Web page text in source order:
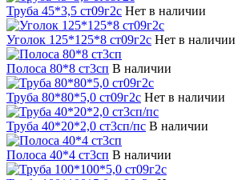
Труба 45*3,5 ст09г2с Нет в наличии
Уголок 125*125*8 ст09г2с Нет в наличии
Полоса 80*8 ст3сп В наличии
Труба 80*80*5,0 ст09г2с Нет в наличии
Труба 40*20*2,0 ст3сп/пс В наличии
Полоса 40*4 ст3сп В наличии